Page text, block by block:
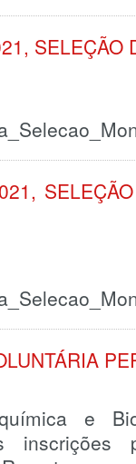
e
inscrições